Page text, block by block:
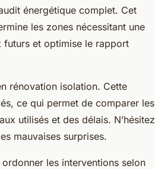
énergétique complet. Cet
les zones nécessitant une
futurs et optimise le rapport
rénovation isolation. Cette
ce qui permet de comparer les
utilisés et des délais. N’hésitez
mauvaises surprises.
les interventions selon